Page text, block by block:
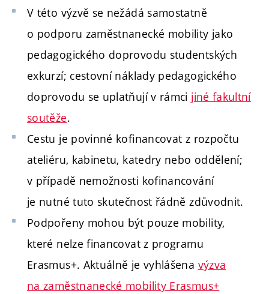
V této výzvě se nežádá samostatně
o podporu zaměstnanecké mobility jako
pedagogického doprovodu studentských
exkurzí; cestovní náklady pedagogického
doprovodu se uplatňují v rámci jiné fakultní
soutěže.
Cestu je povinné kofinancovat z rozpočtu
ateliéru, kabinetu, katedry nebo oddělení;
v případě nemožnosti kofinancování
je nutné tuto skutečnost řádně zdůvodnit.
Podpořeny mohou být pouze mobility,
které nelze financovat z programu
Erasmus+. Aktuálně je vyhlášena výzva
na zaměstnanecké mobility Erasmus+